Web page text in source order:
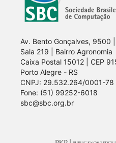
Av. Bento Gonçalves, 9500
Sala 219 | Bairro Agronomia
Caixa Postal 15012 | CEP
Porto Alegre - RS
CNPJ: 29.532.264/0001-78
Fone: (51) 99252-6018
sbc@sbc.org.br